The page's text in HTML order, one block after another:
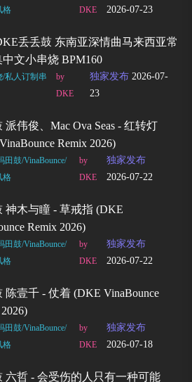
格
DKE
2026-07-23
丢丢鼓 东南亚深情曲马来西亚常
中文小串烧 BPM160
/私人订制串
by
DKE
独家发布2026-07-
23
派伟俊、mac Ova Seas - 红转灯
Remix 2026)
田鼓/VinaBounce/
格
by
DKE
独家发布
2026-07-22
神木与瞳 - 草戒指 (DKE
Remix 2026)
田鼓/VinaBounce/
格
by
DKE
独家发布
2026-07-22
陈壹千 - 仗着 (DKE VinaBounce
田鼓/VinaBounce/
格
by
DKE
独家发布
2026-07-18
六哲 - 会受伤的人只有一种可能